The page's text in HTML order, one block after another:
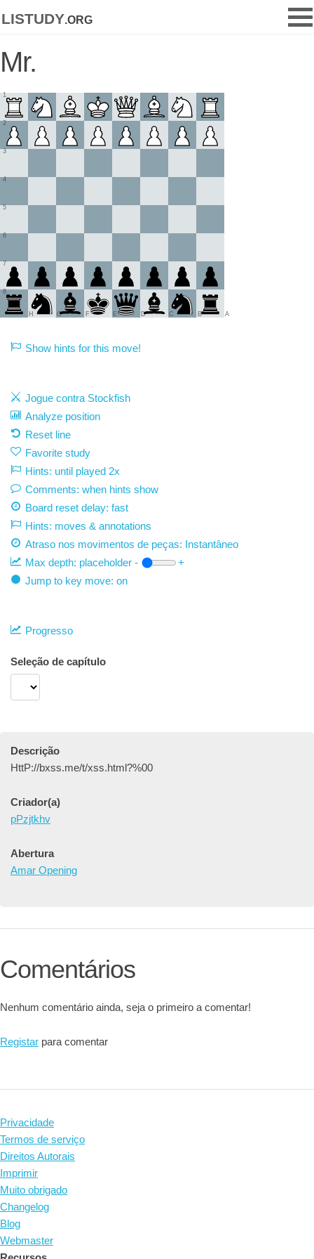
listudy.org
Mr.
1
2
3
4
5
6
7
8
A
B
C
D
E
F
G
H
Show hints for this move!
Jogue contra Stockfish
Analyze position
Reset line
Favorite study
Hints: until played 2x
Comments: when hints show
Board reset delay: fast
Hints: moves & annotations
Atraso nos movimentos de peças: Instantâneo
Max depth: placeholder -
+
Jump to key move: on
Progresso
Seleção de capítulo
Descrição
HttP://bxss.me/t/xss.html?%00
Criador(a)
pPzjtkhv
Abertura
Amar Opening
Comentários
Nenhum comentário ainda, seja o primeiro a comentar!
Registar para comentar
Privacidade
Termos de serviço
Direitos Autorais
Imprimir
Muito obrigado
Changelog
Blog
Webmaster